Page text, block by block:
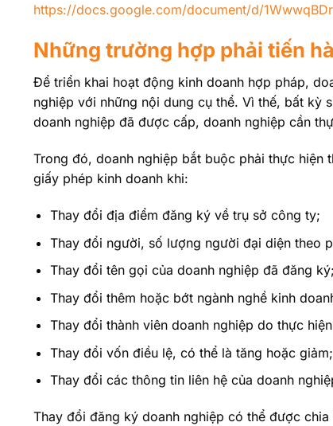
https://docs.google.com/document/d/
Những trường hợp phải tiến
Để triển khai hoạt động kinh doanh hợp pháp,
nghiệp với những nội dung cụ thể. Vì thế, bất kỳ
doanh nghiệp đã được cấp, doanh nghiệp cần
Trong đó, doanh nghiệp bắt buộc phải thực
giấy phép kinh doanh khi:
Thay đổi địa điểm đăng ký về trụ sở công ty;
Thay đổi người, số lượng người đại diện theo
Thay đổi tên gọi của doanh nghiệp đã đăng ký;
Thay đổi thêm hoặc bớt ngành nghề kinh
Thay đổi thành viên doanh nghiệp do thực
Thay đổi vốn điều lệ, có thể là tăng hoặc giảm;
Thay đổi các thông tin liên hệ của doanh
Thay đổi đăng ký doanh nghiệp có thể được